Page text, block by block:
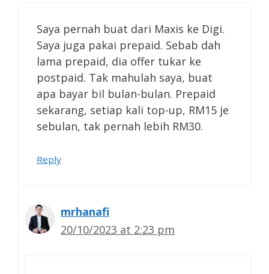
Saya pernah buat dari Maxis ke Digi.
Saya juga pakai prepaid. Sebab dah
lama prepaid, dia offer tukar ke
postpaid. Tak mahulah saya, buat
apa bayar bil bulan-bulan. Prepaid
sekarang, setiap kali top-up, RM15 je
sebulan, tak pernah lebih RM30.
Reply
mrhanafi
20/10/2023 at 2:23 pm